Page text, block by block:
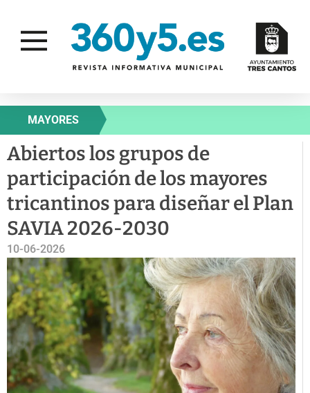
MAYORES
Abiertos los grupos de
participación de los mayores
tricantinos para diseñar el Plan
SAVIA 2026-2030
10-06-2026